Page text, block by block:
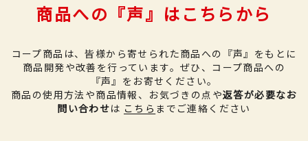
商品への『声』はこちらから
コープ商品は、皆様から寄せられた商品への『声』をもとに
商品開発や改善を行っています。 ぜひ、コープ商品への
『声』をお寄せください。
商品の使用方法や商品情報、お気づきの点や返答が必要なお
問い合わせは こちら までご連絡ください